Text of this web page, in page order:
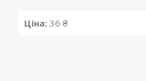
Ціна: 36 ₴